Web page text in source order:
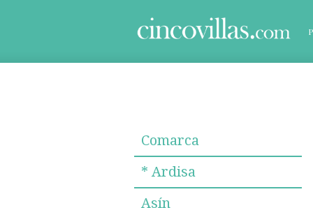
Comarca
* Ardisa
Asín